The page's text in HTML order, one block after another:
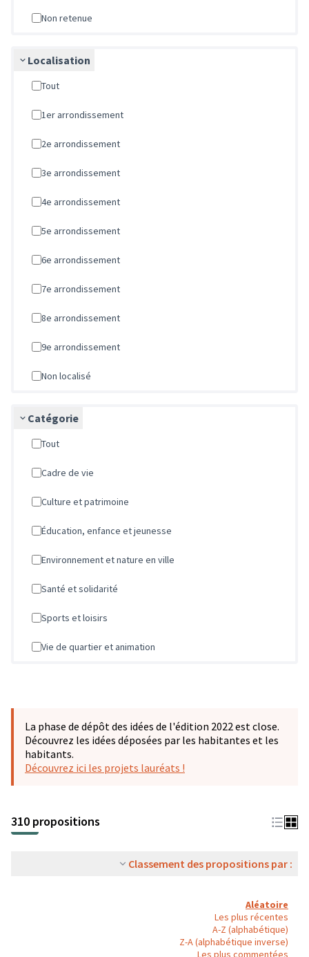
Non retenue
Localisation
Tout
1er arrondissement
2e arrondissement
3e arrondissement
4e arrondissement
5e arrondissement
6e arrondissement
7e arrondissement
8e arrondissement
9e arrondissement
Non localisé
Catégorie
Tout
Cadre de vie
Culture et patrimoine
Éducation, enfance et jeunesse
Environnement et nature en ville
Santé et solidarité
Sports et loisirs
Vie de quartier et animation
La phase de dépôt des idées de l'édition 2022 est close.
Découvrez les idées déposées par les habitantes et les
habitants.
Découvrez ici les projets lauréats !
310 propositions
Classement des propositions par :
Aléatoire
Les plus récentes
A-Z (alphabétique)
Z-A (alphabétique inverse)
Les plus commentées